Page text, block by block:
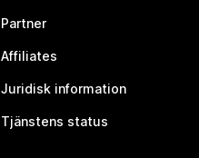
Partner
Affiliates
Juridisk information
Tjänstens status